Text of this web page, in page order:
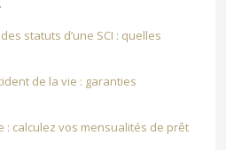
statuts d’une SCI : quelles
de la vie : garanties
: calculez vos mensualités de prêt